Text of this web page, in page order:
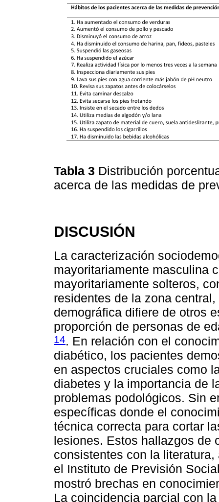
Tabla 3 Distribución
acerca de las medidas de
DISCUSIÓN
La caracterización
mayoritariamente masculina
mayoritariamente solteros,
residentes de la zona
demográfica difiere de otros
proporción de personas de
14. En relación con el
diabético, los pacientes
en aspectos cruciales como
diabetes y la importancia de
problemas podológicos. Sin
específicas donde el
técnica correcta para cortar
lesiones. Estos hallazgos de
consistentes con la
el Instituto de Previsión
mostró brechas en
La coincidencia parcial con